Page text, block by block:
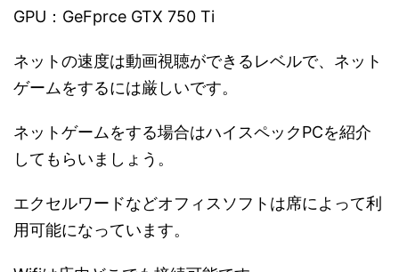
GPU：GeFprce GTX 750 Ti
ネットの速度は動画視聴ができるレベルで、ネット
ゲームをするには厳しいです。
ネットゲームをする場合はハイスペックPCを紹介
してもらいましょう。
エクセルワードなどオフィスソフトは席によって利
用可能になっています。